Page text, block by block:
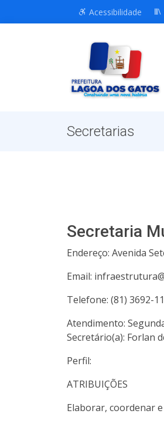
Acessibilidade
Secretarias
Secretaria
Endereço: Avenida
Email:
Telefone: (81) 3692-
Atendimento:
Secretário(a): Forlan
Perfil:
ATRIBUIÇÕES
Elaborar, coordenar